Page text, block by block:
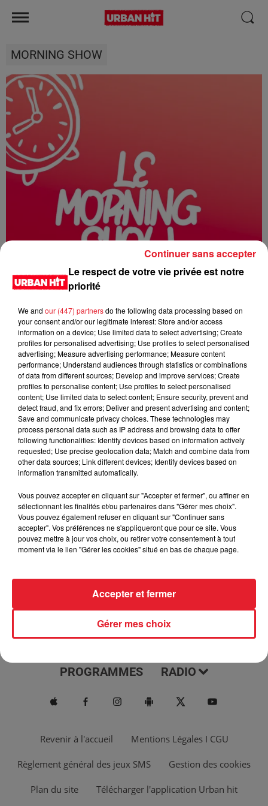
MORNING SHOW
0:00 2 min 57 sec
20 juin 2025 - 2 min 57 sec
MORNING SHOW 09H03 du 20.06.2025
Le Morning Show
ACTUS MUSIQUES
PROGRAMMES RADIO
Revenir à l'accueil Mentions Légales I CGU
Règlement général des jeux SMS Gestion des cookies
Plan du site Télécharger l'application Urban hit
Le respect de votre vie privée est notre
priorité
We and our (447) partnersdo the following data processing based on
your consent and/or our legitimate interest: Store and/or access
information on a device; Use limited data to select advertising; Create
profiles for personalised advertising; Use profiles to select personalised
advertising; Measure advertising performance; Measure content
performance; Understand audiences through statistics or combinations
of data from different sources; Develop and improve services; Create
profiles to personalise content; Use profiles to select personalised
content; Use limited data to select content; Ensure security, prevent and
detect fraud, and fix errors; Deliver and present advertising and content;
Save and communicate privacy choices. These technologies may
process personal data such as IP address and browsing data to offer
following functionalities: Identify devices based on information actively
requested; Use precise geolocation data; Match and combine data from
other data sources; Link different devices; Identify devices based on
information transmitted automatically.
Vous pouvez accepter en cliquant sur "Accepter et fermer", ou affiner en
sélectionnant les finalités et/ou partenaires dans "Gérer mes choix".
Vous pouvez également refuser en cliquant sur "Continuer sans
accepter". Vos préférences ne s'appliqueront que pour ce site. Vous
pouvez mettre à jour vos choix, ou retirer votre consentement à tout
moment via le lien "Gérer les cookies" situé en bas de chaque page.
Gérer mes choix
Accepter et fermer
Continuer sans accepter